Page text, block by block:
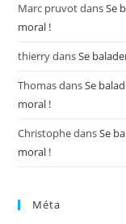
Marc pruvotdansSe
moral !
thierrydansSe
ThomasdansSe
moral !
ChristophedansSe
moral !
Méta